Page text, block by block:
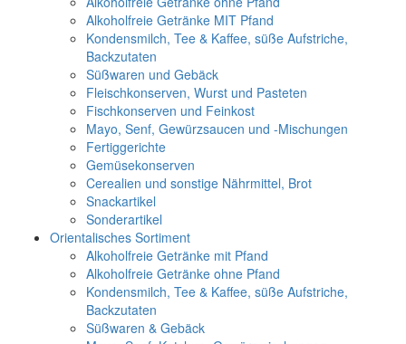
Alkoholfreie Getränke MIT Pfand
Kondensmilch, Tee & Kaffee, süße Aufstriche,
Backzutaten
Süßwaren und Gebäck
Fleischkonserven, Wurst und Pasteten
Fischkonserven und Feinkost
Mayo, Senf, Gewürzsaucen und -Mischungen
Fertiggerichte
Gemüsekonserven
Cerealien und sonstige Nährmittel, Brot
Snackartikel
Sonderartikel
Orientalisches Sortiment
Alkoholfreie Getränke mit Pfand
Alkoholfreie Getränke ohne Pfand
Kondensmilch, Tee & Kaffee, süße Aufstriche,
Backzutaten
Süßwaren & Gebäck